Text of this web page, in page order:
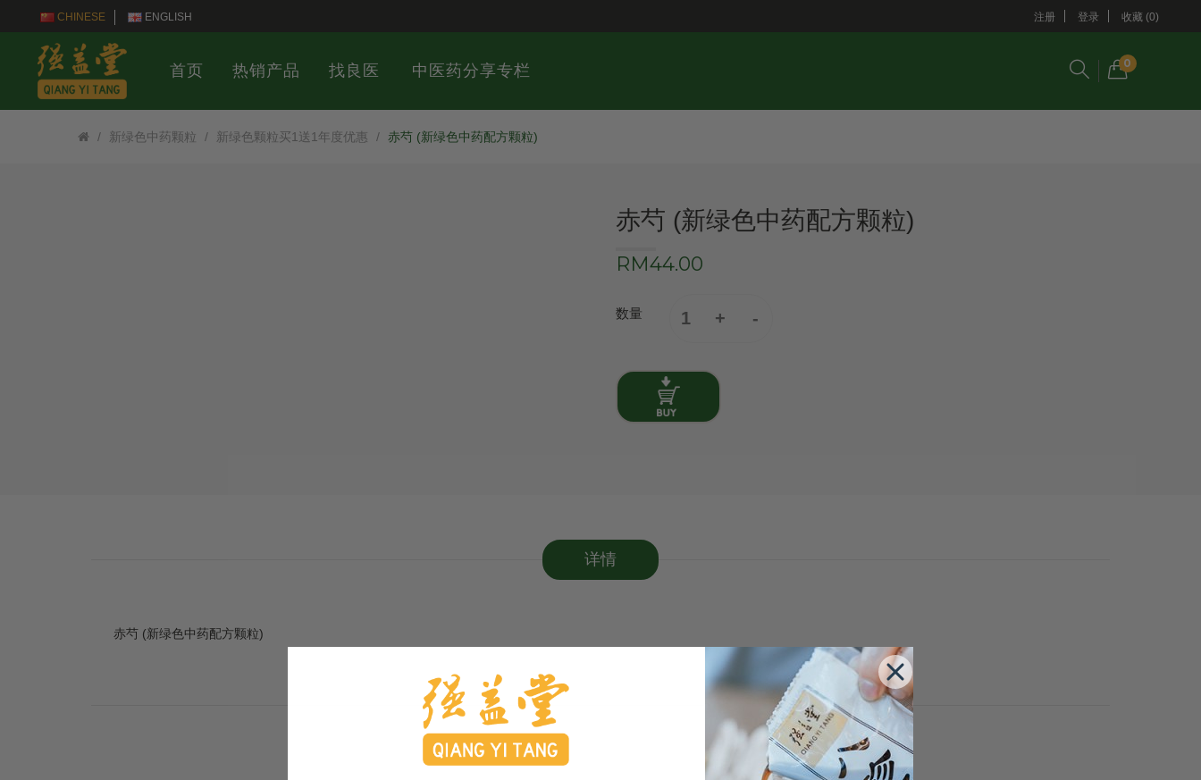
CHINESE ENGLISH 注册 登录 收藏 (0)
0
首页 热销产品 找良医 中医药分享专栏
新绿色中药颗粒 新绿色颗粒买1送1年度优惠 赤芍 (新绿色中药配方颗粒)
赤芍 (新绿色中药配方颗粒)
RM44.00
数量
详情
赤芍 (新绿色中药配方颗粒)